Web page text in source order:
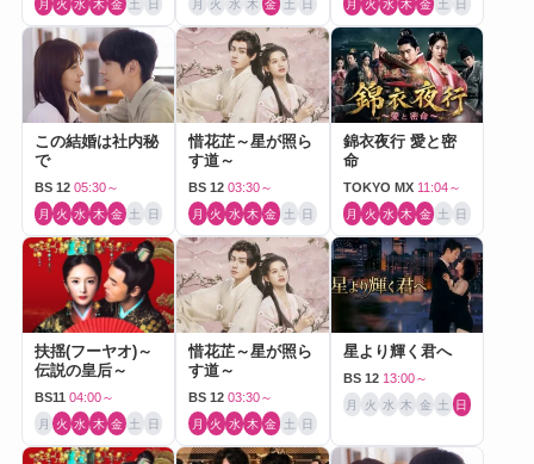
月 火 水 木 金 土 日 月 火 水 木 金 土 日 月 火 水 木 金 土 日
この結婚は社内秘
で
BS 12 05:30～
月 火 水 木 金 土 日
惜花芷～星が照ら
す道～
BS 12 03:30～
月 火 水 木 金 土 日
錦衣夜行 愛と密
命
TOKYO MX 11:04～
月 火 水 木 金 土 日
扶揺(フーヤオ)～
伝説の皇后～
BS11 04:00～
月 火 水 木 金 土 日
惜花芷～星が照ら
す道～
BS 12 03:30～
月 火 水 木 金 土 日
星より輝く君へ
BS 12 13:00～
月 火 水 木 金 土 日